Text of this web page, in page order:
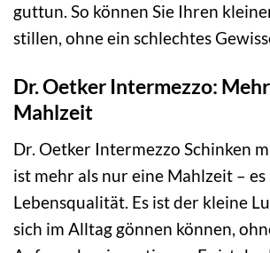
guttun. So können Sie Ihren
stillen, ohne ein schlechtes
Dr. Oetker Intermezzo:
Mahlzeit
Dr. Oetker Intermezzo Schinken
ist mehr als nur eine Mahlzeit –
Lebensqualität. Es ist der kleine
sich im Alltag gönnen können,